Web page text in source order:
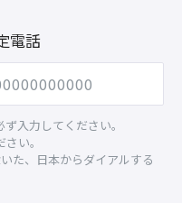
電話
入力してください。
い。
た、日本からダイアルする